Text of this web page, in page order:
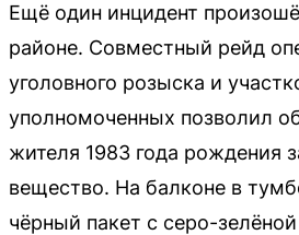
Ещё один инцидент
районе. Совместный рейд
уголовного розыска и
уполномоченных позволил
жителя 1983 года рождения
вещество. На балконе в
чёрный пакет с серо-